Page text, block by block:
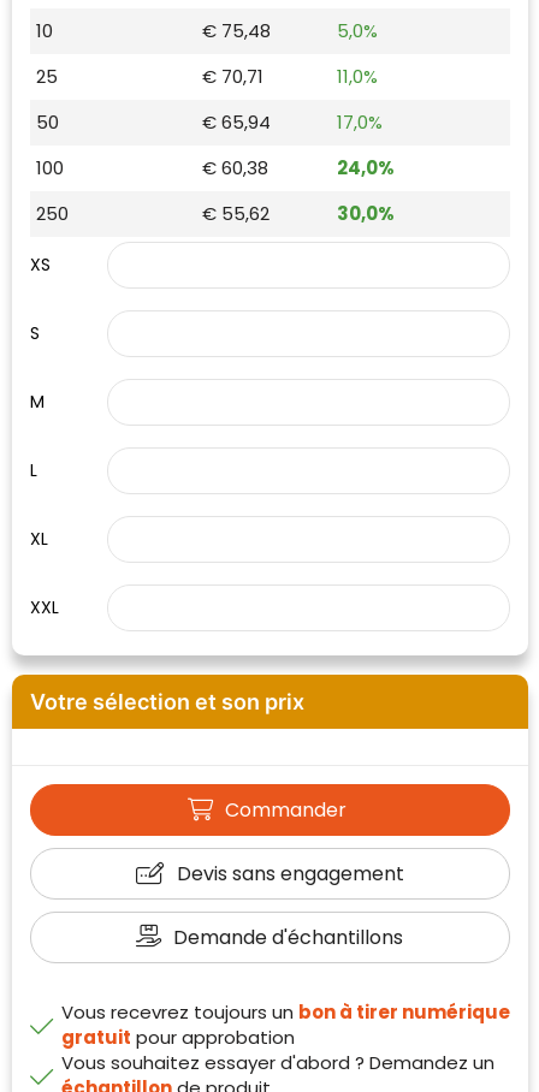
Waterman
10
€ 75,48
5,0%
25
€ 70,71
11,0%
50
€ 65,94
17,0%
100
€ 60,38
24,0%
250
€ 55,62 30,0%
XS
S
M
L
XL
XXL
Votre sélection et son prix
Commander
Devis sans engagement
Demande d'échantillons
Vous recevrez toujours un bon à tirer numérique
gratuit pour approbation
Vous souhaitez essayer d'abord ? Demandez un
Klantenbeoordelingen laten zien hoe een
website in het algemeen aan de behoeften
Trustindex werkt samen met 137
beoordelingsplatforms om
websitebezoekers toegang te geven tot
Trustindex meet voortdurend de